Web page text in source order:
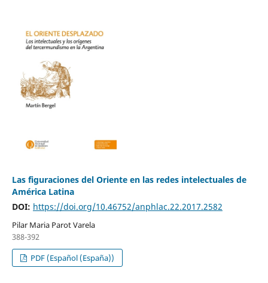
Las figuraciones del Oriente en las redes intelectuales de
América Latina
DOI: https://doi.org/10.46752/anphlac.22.2017.2582
Pilar Maria Parot Varela
388-392
PDF (Español (España))